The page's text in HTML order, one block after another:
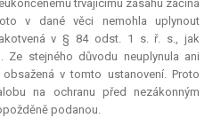
trvajícímu zásahu začíná
v dané věci nemohla uplynout
v § 84 odst. 1 s. ř. s., jak
Ze stejného důvodu neuplynula ani
v tomto ustanovení. Proto
na ochranu před nezákonným
podanou.